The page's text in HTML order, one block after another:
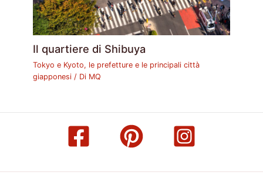
Il quartiere di Shibuya
Tokyo e Kyoto, le prefetture e le principali città
giapponesi / Di MQ